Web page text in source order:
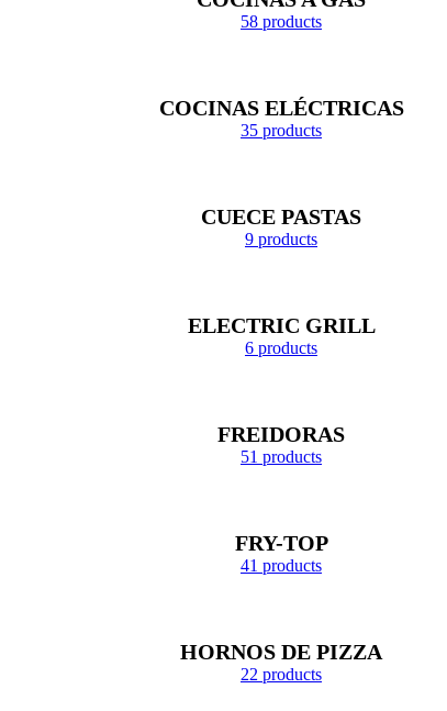
58 products
COCINAS ELÉCTRICAS
35 products
CUECE PASTAS
9 products
ELECTRIC GRILL
6 products
FREIDORAS
51 products
FRY-TOP
41 products
HORNOS DE PIZZA
22 products